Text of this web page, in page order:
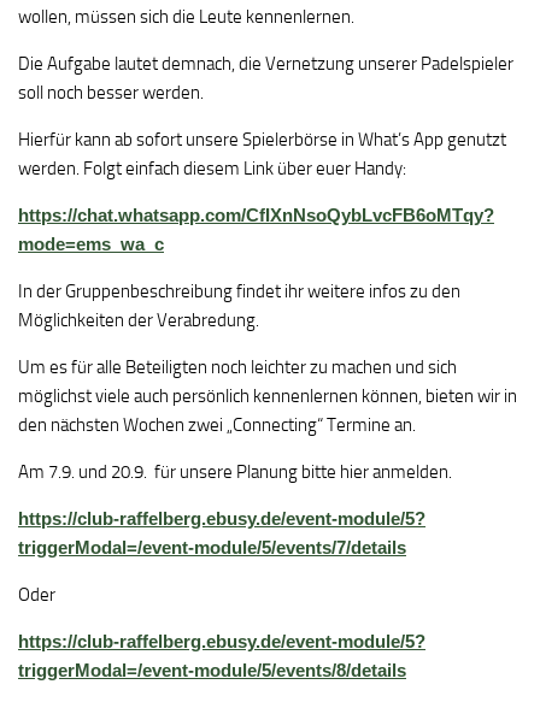
wollen, müssen sich die Leute kennenlernen.
Die Aufgabe lautet demnach, die Vernetzung unserer Padelspieler
soll noch besser werden.
Hierfür kann ab sofort unsere Spielerbörse in What’s App genutzt
werden. Folgt einfach diesem Link über euer Handy:
https://chat.whatsapp.com/CfIXnNsoQybLvcFB6oMTqy?
mode=ems_wa_c
In der Gruppenbeschreibung findet ihr weitere infos zu den
Möglichkeiten der Verabredung.
Um es für alle Beteiligten noch leichter zu machen und sich
möglichst viele auch persönlich kennenlernen können, bieten wir in
den nächsten Wochen zwei „Connecting“ Termine an.
Am 7.9. und 20.9. für unsere Planung bitte hier anmelden.
https://club-raffelberg.ebusy.de/event-module/5?
triggerModal=/event-module/5/events/7/details
Oder
https://club-raffelberg.ebusy.de/event-module/5?
triggerModal=/event-module/5/events/8/details